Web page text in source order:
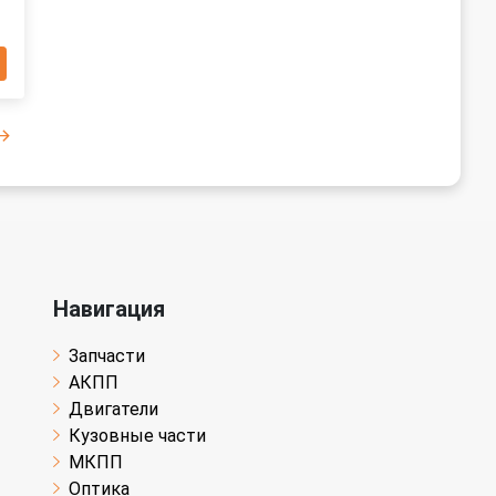
Навигация
Запчасти
АКПП
Двигатели
Кузовные части
МКПП
Оптика